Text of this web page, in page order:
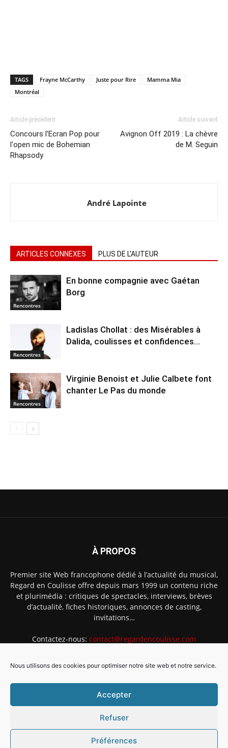
Nous utilisons des cookies pour optimiser notre site web et notre service.
Accepter
Refuser
Préférences
TAGS Frayne McCarthy Juste pour Rire
Mamma Mia
Montréal
Article précédent
Concours l'Ecran Pop pour
l'open mic de Bohemian
Rhapsody
Article suivant
Avignon Off 2019 : La chèvre
de M. Seguin
André Lapointe
ARTICLES CONNEXES PLUS DE L'AUTEUR
Rencontres
En bonne compagnie avec Gaétan
Borg
Rencontres
Ladislas Chollat : des Misérables à
Dalida, coulisses et confidences…
Rencontres
Virginie Benoist et Julie Calbete font
chanter Le Pas du monde
À PROPOS
Premier site Web francophone dédié à l’actualité du musical,
Regard en Coulisse offre depuis mars 1999 un contenu riche
et plurimédia : critiques de spectacles, interviews, brèves
d’actualité, fiches historiques, annonces de casting,
invitations…
Contactez-nous: contact@regardencoulisse.com
Intégration Ghislain Fayard Mentions légales